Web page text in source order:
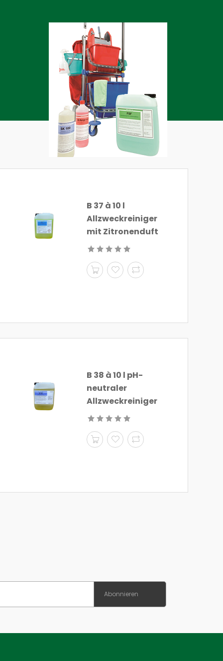
B 37 à 10 l
Allzweckreiniger
mit Zitronenduft
B 38 à 10 l pH-
neutraler
Allzweckreiniger